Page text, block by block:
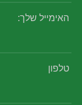
האימייל שלך:
טלפון